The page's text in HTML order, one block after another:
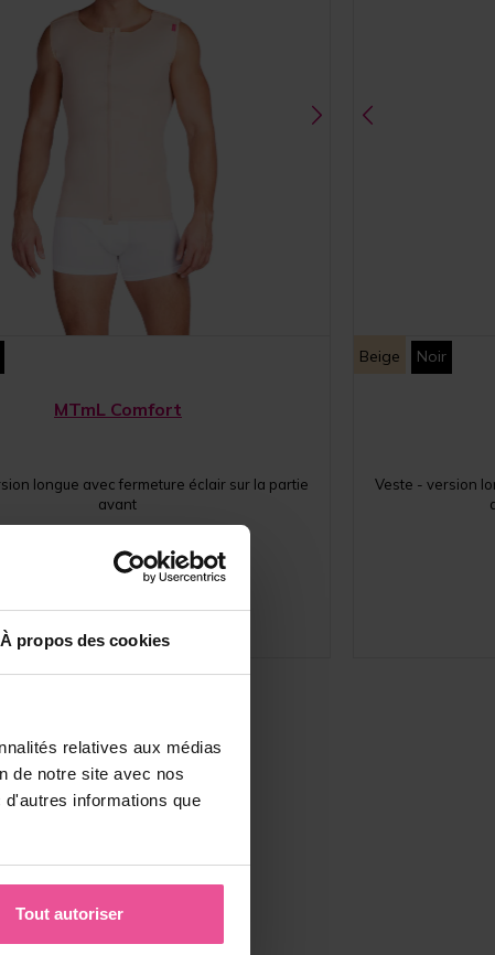
À propos des cookies
relatives aux médias
de notre site avec nos
informations que
Tout autoriser
MTmL Comfort
longue avec fermeture éclair sur la partie
avant
125,90 €
Beige Noir
Veste - version